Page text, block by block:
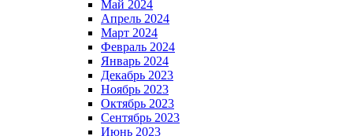
Май 2024
Апрель 2024
Март 2024
Февраль 2024
Январь 2024
Декабрь 2023
Ноябрь 2023
Октябрь 2023
Сентябрь 2023
Июнь 2023